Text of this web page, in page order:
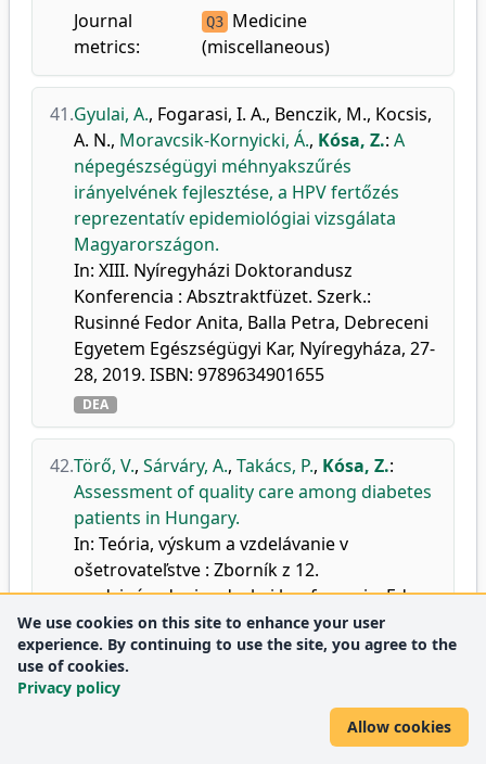
Journal
metrics:
Q3 Medicine
(miscellaneous)
41.Gyulai, A., Fogarasi, I. A., Benczik, M., Kocsis,
A. N., Moravcsik-Kornyicki, Á., Kósa, Z.: A
népegészségügyi méhnyakszűrés
irányelvének fejlesztése, a HPV fertőzés
reprezentatív epidemiológiai vizsgálata
Magyarországon.
In: XIII. Nyíregyházi Doktorandusz
Konferencia : Absztraktfüzet. Szerk.:
Rusinné Fedor Anita, Balla Petra, Debreceni
Egyetem Egészségügyi Kar, Nyíregyháza, 27-
28, 2019. ISBN: 9789634901655
DEA
42.Törő, V., Sárváry, A., Takács, P., Kósa, Z.:
Assessment of quality care among diabetes
patients in Hungary.
In: Teória, výskum a vzdelávanie v
ošetrovateľstve : Zborník z 12.
medzinárodnej vedeckej konferencie. Ed.:
Martina Lepiešová, Dominika Kalánková,
Univerzita Komenskeho v Bratislave, Martin,
Szlovákia, 235-236, 2019. ISBN:
9788081870606
We use cookies on this site to enhance your user
experience. By continuing to use the site, you agree to the
use of cookies.
Privacy policy
Allow cookies